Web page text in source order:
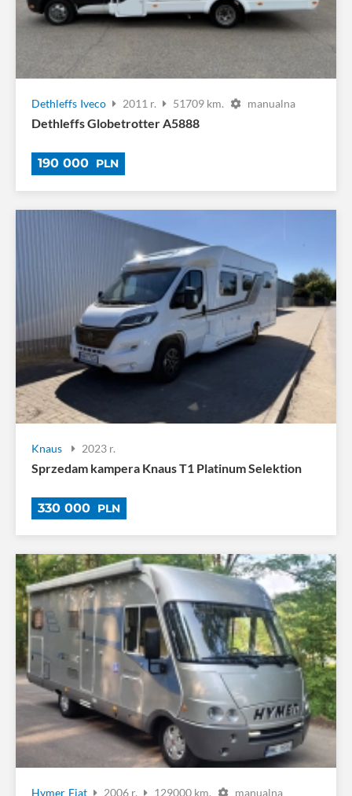
Dethleffs Iveco 2011 r. 51709 km. manualna
Dethleffs Globetrotter A5888
190 000 PLN
Knaus 2023 r.
Sprzedam kampera Knaus T1 Platinum Selektion
330 000 PLN
Hymer Fiat 2006 r. 129000 km. manualna